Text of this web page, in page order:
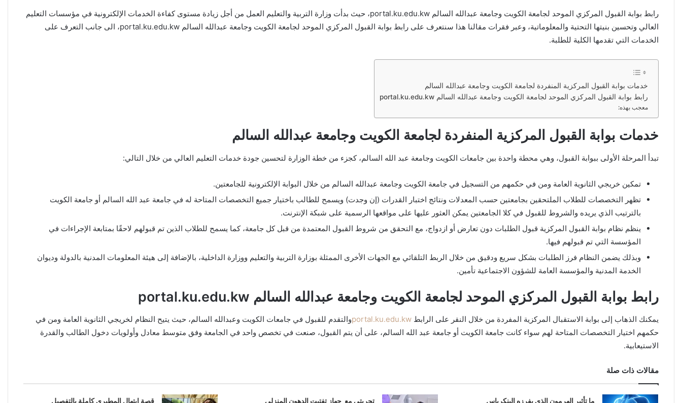
رابط بوابة القبول المركزي الموحد لجامعة الكويت وجامعة عبدالله السالم portal.ku.edu.kw، حيث بدأت وزارة التربية والتعليم العمل من أجل زيادة مستوى كفاءة الخدمات الإلكترونية في مؤسسات التعليم
العالي وتحسين بنيتها التحتية والمعلوماتية، وعبر فقرات مقالنا هذا سنتعرف على رابط بوابة القبول المركزي الموحد لجامعة الكويت وجامعة عبدالله السالم portal.ku.edu.kw، الى جانب التعرف على
الخدمات التي تقدمها الكلية للطلبة.
خدمات بوابة القبول المركزية المنفردة لجامعة الكويت وجامعة عبدالله السالم
رابط بوابة القبول المركزي الموحد لجامعة الكويت وجامعة عبدالله السالم portal.ku.edu.kw
معجب بهذه:
خدمات بوابة القبول المركزية المنفردة لجامعة الكويت وجامعة عبدالله السالم
تبدأ المرحلة الأولى ببوابة القبول، وهي محطة واحدة بين جامعات الكويت وجامعة عبد الله السالم، كجزء من خطة الوزارة لتحسين جودة خدمات التعليم العالي من خلال التالي:
تمكين خريجي الثانوية العامة ومن في حكمهم من التسجيل في جامعة الكويت وجامعة عبدالله السالم من خلال البوابة الإلكترونية للجامعتين.
تظهر التخصصات للطلاب الملتحقين بجامعتين حسب المعدلات ونتائج اختبار القدرات (إن وجدت) ويسمح للطالب باختيار جميع التخصصات المتاحة له في جامعة عبد الله السالم أو جامعة الكويت
بالترتيب الذي يريده والشروط للقبول في كلا الجامعتين يمكن العثور عليها على مواقعها الرسمية على شبكة الإنترنت.
ينظم نظام بوابة القبول المركزية قبول الطلبات دون تعارض أو ازدواج، مع التحقق من شروط القبول المعتمدة من قبل كل جامعة، كما يسمح للطلاب الذين تم قبولهم لاحقًا بمتابعة الإجراءات في
المؤسسة التي تم قبولهم فيها.
وبذلك يضمن النظام فرز الطلبات بشكل سريع ودقيق من خلال الربط التلقائي مع الجهات الأخرى الممثلة بوزارة التربية والتعليم ووزارة الداخلية، بالإضافة إلى هيئة المعلومات المدنية بالدولة وديوان
الخدمة المدنية والمؤسسة العامة للشؤون الاجتماعية تأمين.
رابط بوابة القبول المركزي الموحد لجامعة الكويت وجامعة عبدالله السالم portal.ku.edu.kw
يمكنك الذهاب إلى بوابة الاستقبال المركزية المفردة من خلال النقر على الرابط portal.ku.edu.kwوالتقدم للقبول في جامعات الكويت وعبدالله السالم، حيث يتيح النظام لخريجي الثانوية العامة ومن في
حكمهم اختيار التخصصات المتاحة لهم سواء كانت جامعة الكويت أو جامعة عبد الله السالم، على أن يتم القبول، صنعت في تخصص واحد في الجامعة وفق متوسط ​​معادل وأولويات دخول الطالب والقدرة
الاستيعابية.
مقالات ذات صلة
ما تأثير الهرمون الذي يفرزه البنكرياس تجربتي مع جهاز تفتيت الدهون المنزلي قصة ابتهال المطيري كاملة بالتفصيل